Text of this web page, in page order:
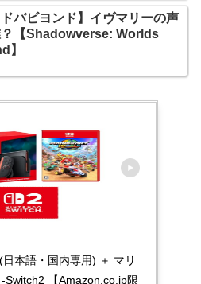
ドバビヨンド】イヴマリーの声
？【Shadowverse: Worlds
】
本語・国内専用) ＋ マリ
Switch2 【Amazon.co.jp限